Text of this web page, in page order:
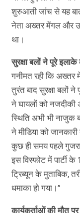
शुरुआती जांच से यह
नेता अख्तर मेंगल और
था।
सुरक्षा बलों ने पूरे
गनीमत रही कि
तुरंत बाद सुरक्षा बलों
ने घायलों को नजदीकी
स्थिति अभी भी नाजुक
ने मीडिया को
कुछ ही समय पहले
इस विस्फोट में पार्टी
ट्रिब्यून के मुताबिक,
धमाका हो गया।”
कार्यकर्ताओं की मौत